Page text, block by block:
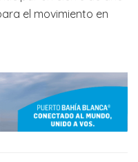
el movimiento en